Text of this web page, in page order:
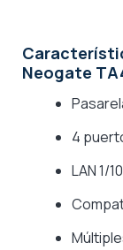
Neogate
4
LAN 1/